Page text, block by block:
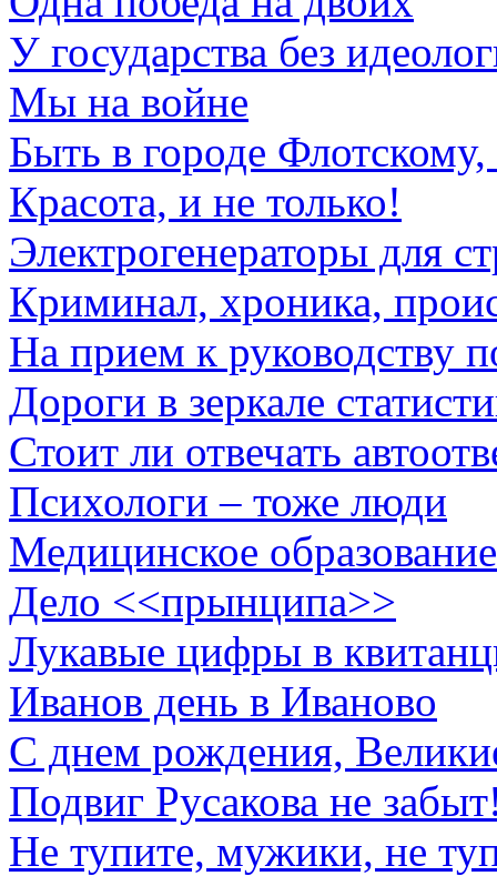
У государства без
Мы на войне
Быть в городе
Красота, и не только!
Электрогенераторы для
Криминал, хроника,
На прием к руководству
Дороги в зеркале
Стоит ли отвечать
Психологи – тоже люди
Медицинское
Дело <<прынципа>>
Лукавые цифры в
Иванов день в Иваново
С днем рождения,
Подвиг Русакова не
Не тупите, мужики, не